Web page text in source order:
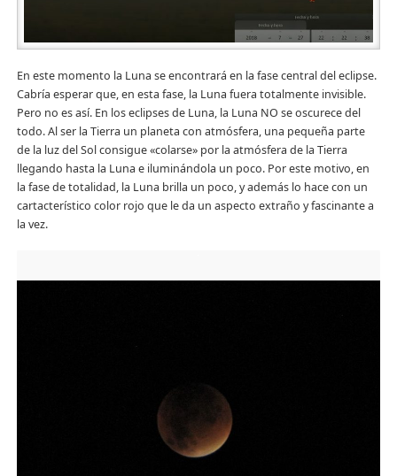
En este momento la Luna se encontrará en la fase central del eclipse.
Cabría esperar que, en esta fase, la Luna fuera totalmente invisible.
Pero no es así. En los eclipses de Luna, la Luna NO se oscurece del
todo. Al ser la Tierra un planeta con atmósfera, una pequeña parte
de la luz del Sol consigue «colarse» por la atmósfera de la Tierra
llegando hasta la Luna e iluminándola un poco. Por este motivo, en
la fase de totalidad, la Luna brilla un poco, y además lo hace con un
cartacterístico color rojo que le da un aspecto extraño y fascinante a
la vez.